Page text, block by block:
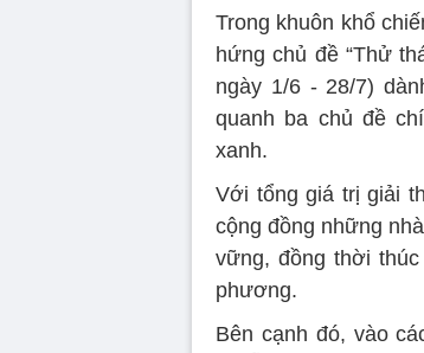
Trong khuôn khổ
hứng chủ đề “Thử
ngày 1/6 - 28/7)
quanh ba chủ đề
xanh.
Với tổng giá trị giải
cộng đồng những
vững, đồng thời
phương.
Bên cạnh đó, vào